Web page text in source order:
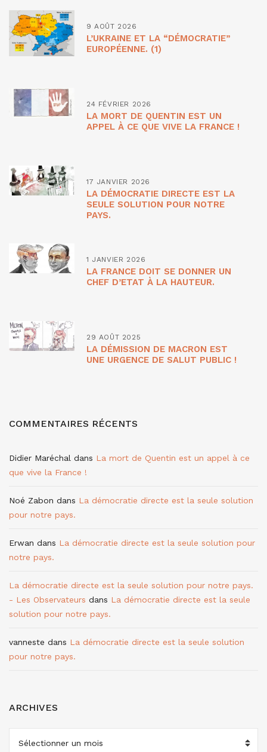
9 AOÛT 2026
L’UKRAINE ET LA “DÉMOCRATIE”
EUROPÉENNE. (1)
24 FÉVRIER 2026
LA MORT DE QUENTIN EST UN
APPEL À CE QUE VIVE LA FRANCE !
17 JANVIER 2026
LA DÉMOCRATIE DIRECTE EST LA
SEULE SOLUTION POUR NOTRE
PAYS.
1 JANVIER 2026
LA FRANCE DOIT SE DONNER UN
CHEF D’ETAT À LA HAUTEUR.
29 AOÛT 2025
LA DÉMISSION DE MACRON EST
UNE URGENCE DE SALUT PUBLIC !
COMMENTAIRES RÉCENTS
Didier Maréchal dans La mort de Quentin est un appel à ce
que vive la France !
Noé Zabon dans La démocratie directe est la seule solution
pour notre pays.
Erwan dans La démocratie directe est la seule solution pour
notre pays.
La démocratie directe est la seule solution pour notre pays.
- Les Observateurs dans La démocratie directe est la seule
solution pour notre pays.
vanneste dans La démocratie directe est la seule solution
pour notre pays.
ARCHIVES